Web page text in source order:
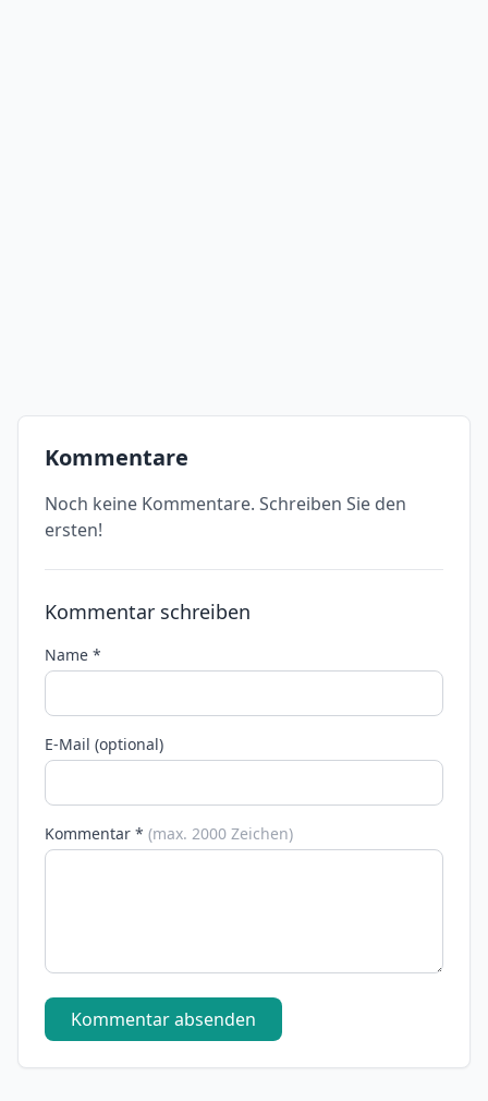
Kommentare
Noch keine Kommentare. Schreiben Sie den
ersten!
Kommentar schreiben
Name *
E-Mail (optional)
Kommentar * (max. 2000 Zeichen)
Kommentar absenden